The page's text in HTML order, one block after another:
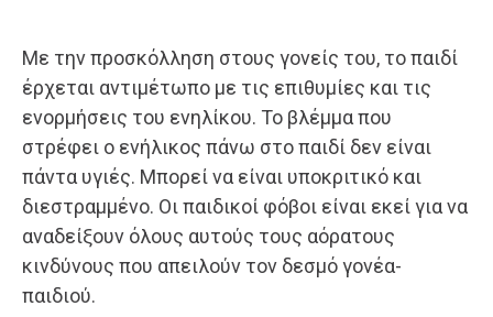
Με την προσκόλληση στους γονείς του, το παιδί
έρχεται αντιμέτωπο με τις επιθυμίες και τις
ενορμήσεις του ενηλίκου. Το βλέμμα που
στρέφει ο ενήλικος πάνω στο παιδί δεν είναι
πάντα υγιές. Μπορεί να είναι υποκριτικό και
διεστραμμένο. Οι παιδικοί φόβοι είναι εκεί για να
αναδείξουν όλους αυτούς τους αόρατους
κινδύνους που απειλούν τον δεσμό γονέα-
παιδιού.